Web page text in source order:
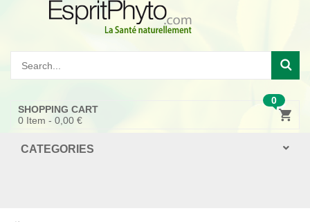
0
SHOPPING CART
0 Item - 0,00 €
CATEGORIES